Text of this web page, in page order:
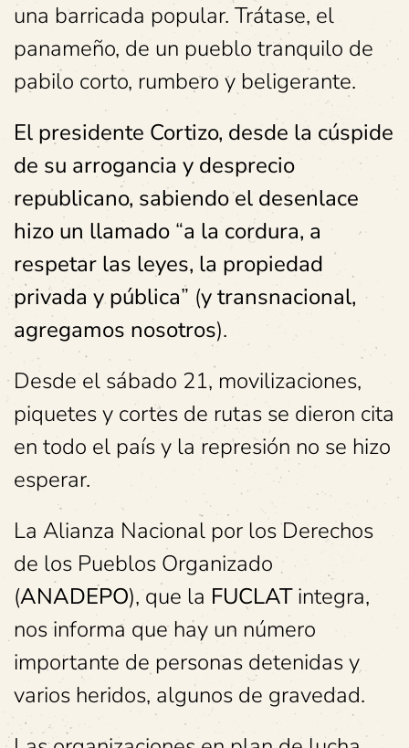
una barricada popular. Trátase, el
panameño, de un pueblo tranquilo de
pabilo corto, rumbero y beligerante.
El presidente Cortizo, desde la cúspide
de su arrogancia y desprecio
republicano, sabiendo el desenlace
hizo un llamado “a la cordura, a
respetar las leyes, la propiedad
privada y pública” (y transnacional,
agregamos nosotros).
Desde el sábado 21, movilizaciones,
piquetes y cortes de rutas se dieron cita
en todo el país y la represión no se hizo
esperar.
La Alianza Nacional por los Derechos
de los Pueblos Organizado
(ANADEPO), que la FUCLATintegra,
nos informa que hay un número
importante de personas detenidas y
varios heridos, algunos de gravedad.